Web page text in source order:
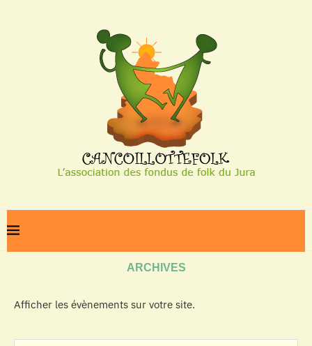
ARCHIVES
Afficher les évènements sur votre site.